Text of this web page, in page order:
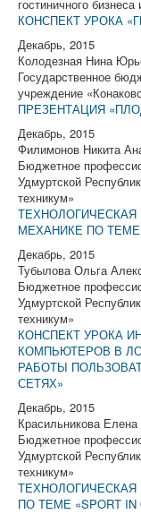
гостиничного
КОНСПЕКТ УРОКА
Декабрь, 2015
Колодезная Нина
Государственное
учреждение
ПРЕЗЕНТАЦИЯ
Декабрь, 2015
Филимонов Никита
Бюджетное
Удмуртской
техникум»
МЕХАНИКЕ ПО
Декабрь, 2015
Тубылова Ольга
Бюджетное
Удмуртской
техникум»
КОНСПЕКТ УРОКА
КОМПЬЮТЕРОВ В
РАБОТЫ
СЕТЯХ»
Декабрь, 2015
Красильникова
Бюджетное
Удмуртской
техникум»
ТЕХНОЛОГИЧЕСКАЯ
ПО ТЕМЕ «SPORT IN